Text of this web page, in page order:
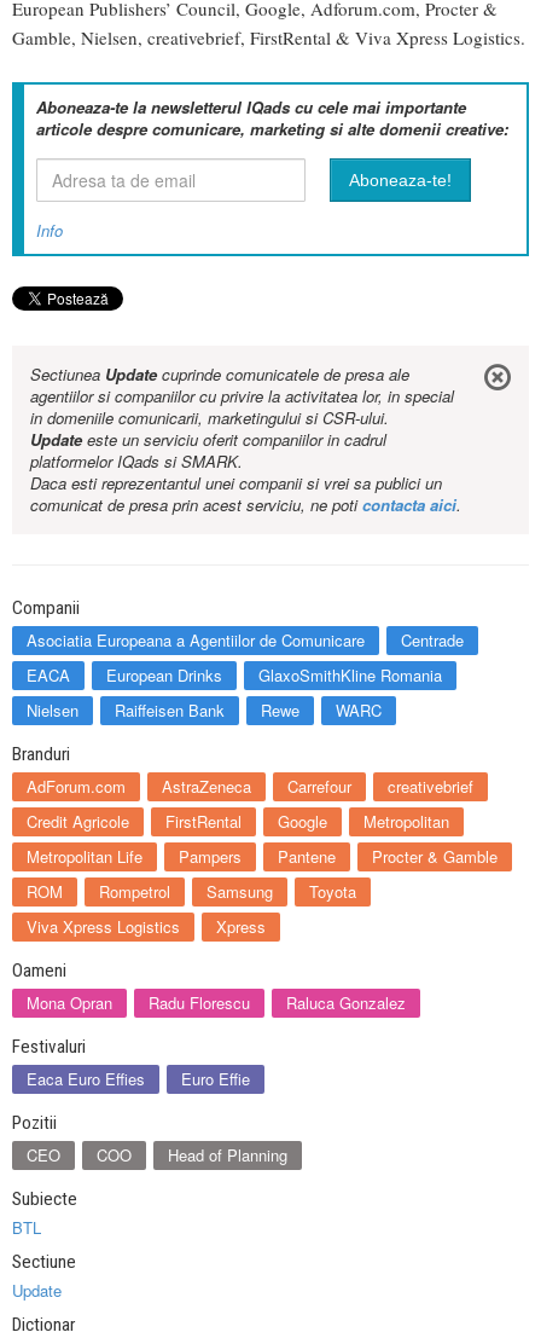
European Publishers’ Council, Google, Adforum.com, Procter &
Gamble, Nielsen, creativebrief, FirstRental & Viva Xpress Logistics.
Aboneaza-te la newsletterul IQads cu cele mai importante
articole despre comunicare, marketing si alte domenii creative:
Info
Sectiunea Updatecuprinde comunicatele de presa ale
agentiilor si companiilor cu privire la activitatea lor, in special
in domeniile comunicarii, marketingului si CSR-ului.
Updateeste un serviciu oferit companiilor in cadrul
platformelor IQads si SMARK.
Daca esti reprezentantul unei companii si vrei sa publici un
comunicat de presa prin acest serviciu, ne poticontacta aici.
Companii
Asociatia Europeana a Agentiilor de Comunicare
Centrade
EACA
European Drinks
GlaxoSmithKline Romania
Nielsen
Raiffeisen Bank Rewe WARC
Branduri
AdForum.com AstraZeneca Carrefour
creativebrief
Credit Agricole
FirstRental Google
Metropolitan
Metropolitan Life
Pampers Pantene
Procter & Gamble
ROM
Rompetrol Samsung
Toyota
Viva Xpress Logistics
Xpress
Oameni
Mona Opran Radu Florescu Raluca Gonzalez
Festivaluri
Eaca Euro Effies Euro Effie
Pozitii
CEO COO Head of Planning
Subiecte
BTL
Sectiune
Update
Dictionar